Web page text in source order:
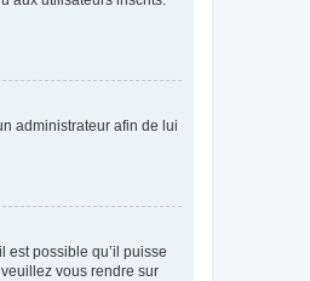
administrateur afin de lui
est possible qu’il puisse
vous rendre sur